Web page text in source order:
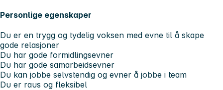
Personlige egenskaper
Du er en trygg og tydelig voksen med evne til å skape
gode relasjoner
Du har gode formidlingsevner
Du har gode samarbeidsevner
Du kan jobbe selvstendig og evner å jobbe i team
Du er raus og fleksibel